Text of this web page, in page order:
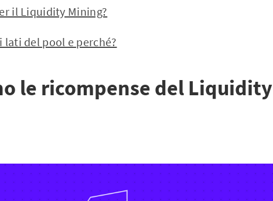
il Liquidity Mining?
del pool e perché?
le ricompense del Liquidity